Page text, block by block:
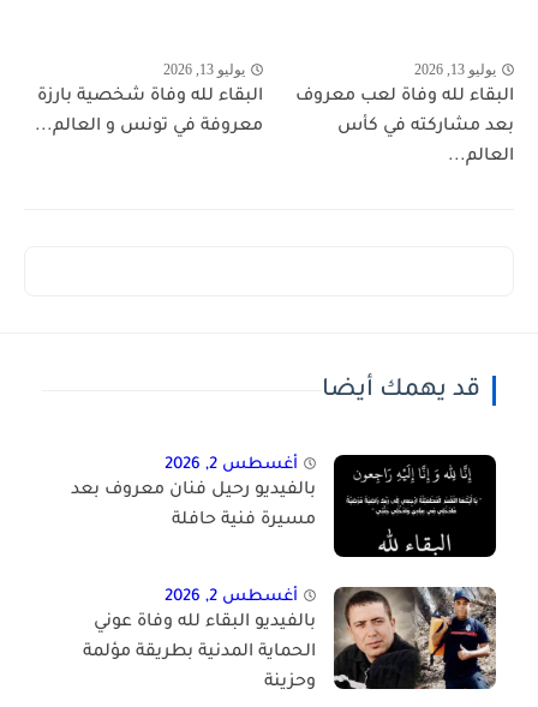
يوليو 13, 2026
البقاء لله وفاة لعب معروف
بعد مشاركته في كأس
العالم...
يوليو 13, 2026
البقاء لله وفاة شخصية بارزة
معروفة في تونس و العالم...
قد يهمك أيضا
أغسطس 2, 2026
بالفيديو رحيل فنان معروف بعد
مسيرة فنية حافلة
أغسطس 2, 2026
بالفيديو البقاء لله وفاة عوني
الحماية المدنية بطريقة مؤلمة
وحزينة